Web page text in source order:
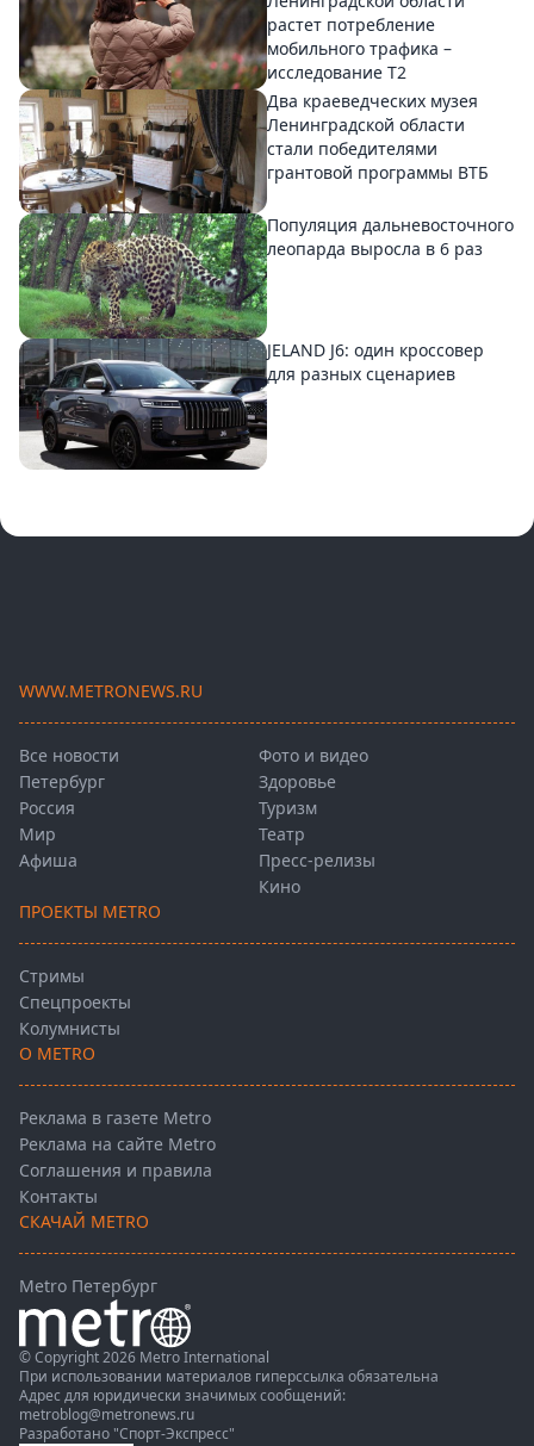
растет потребление
мобильного трафика –
исследование T2
Два краеведческих музея
Ленинградской области
стали победителями
грантовой программы ВТБ
Популяция дальневосточного
леопарда выросла в 6 раз
JELAND J6: один кроссовер
для разных сценариев
WWW.METRONEWS.RU
Все новости
Петербург
Россия
Мир
Афиша
Фото и видео
Здоровье
Туризм
Театр
Пресс-релизы
Кино
ПРОЕКТЫ METRO
Стримы
Спецпроекты
Колумнисты
О METRO
Реклама в газете Metro
Реклама на сайте Metro
Соглашения и правила
Контакты
СКАЧАЙ METRO
Metro Петербург
© Copyright 2026 Metro International
При использовании материалов гиперссылка обязательна
Адрес для юридически значимых сообщений:
metroblog@metronews.ru
Разработано "Спорт-Экспресс"